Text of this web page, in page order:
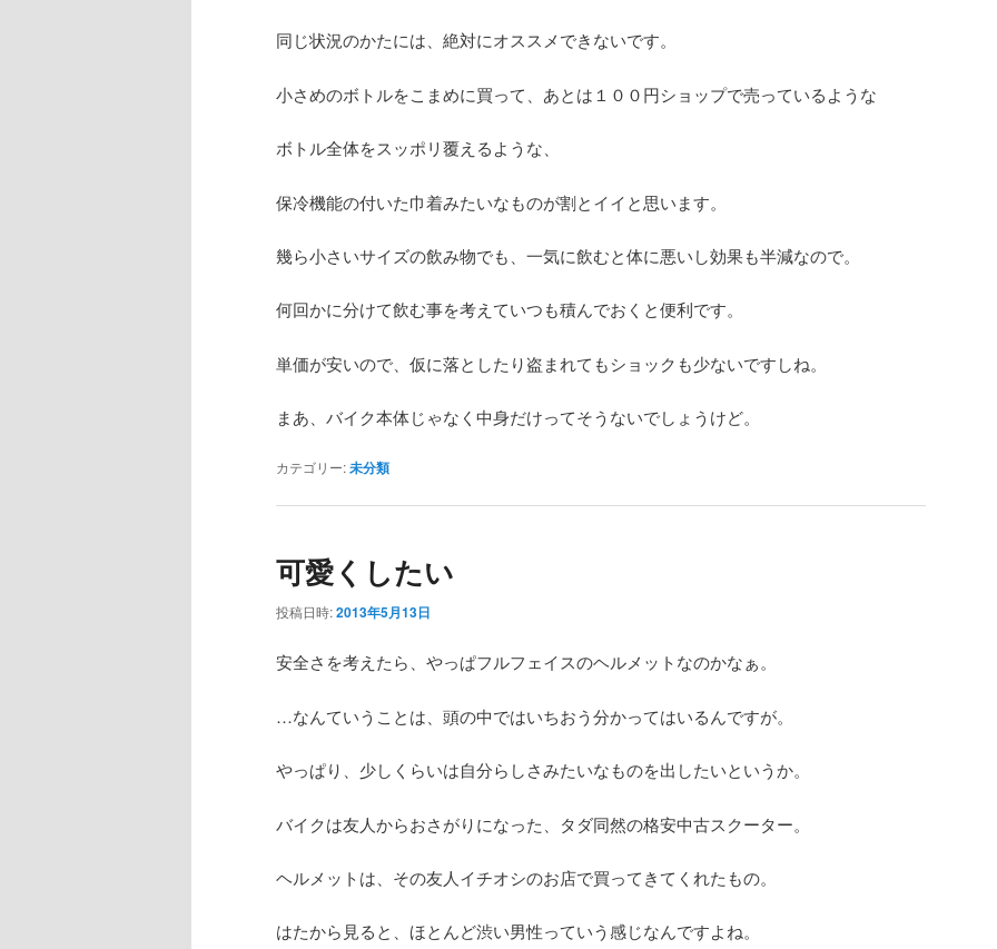
同じ状況のかたには、絶対にオススメできないです。
小さめのボトルをこまめに買って、あとは１００円ショップで売っているような
ボトル全体をスッポリ覆えるような、
保冷機能の付いた巾着みたいなものが割とイイと思います。
幾ら小さいサイズの飲み物でも、一気に飲むと体に悪いし効果も半減なので。
何回かに分けて飲む事を考えていつも積んでおくと便利です。
単価が安いので、仮に落としたり盗まれてもショックも少ないですしね。
まあ、バイク本体じゃなく中身だけってそうないでしょうけど。
カテゴリー:未分類
可愛くしたい
投稿日時:2013年5月13日
安全さを考えたら、やっぱフルフェイスのヘルメットなのかなぁ。
…なんていうことは、頭の中ではいちおう分かってはいるんですが。
やっぱり、少しくらいは自分らしさみたいなものを出したいというか。
バイクは友人からおさがりになった、タダ同然の格安中古スクーター。
ヘルメットは、その友人イチオシのお店で買ってきてくれたもの。
はたから見ると、ほとんど渋い男性っていう感じなんですよね。